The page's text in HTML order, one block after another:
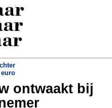
heeft tweelingbroer half in zijn
»
ontwaakt bij